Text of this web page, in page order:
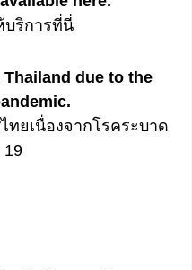
บริการที่นี่
due to the
ทยเนื่องจากโรคระบาด